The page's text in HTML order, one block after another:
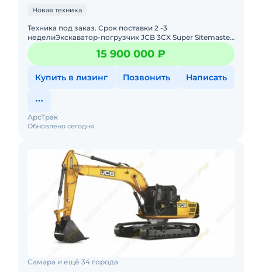
Новая техника
Техника под заказ. Срок поставки 2 -3
неделиЭкcкавaтор-погрузчик JCB 3CX Super Sitemaster
от компании АрсТрак. Мы более 5ти лет занимаемся
поставкой, продажей с15 900 000 ₽
Купить в лизинг Позвонить Написать
Обновлено сегодня
АрсТрак
Самара и ещё 34 города